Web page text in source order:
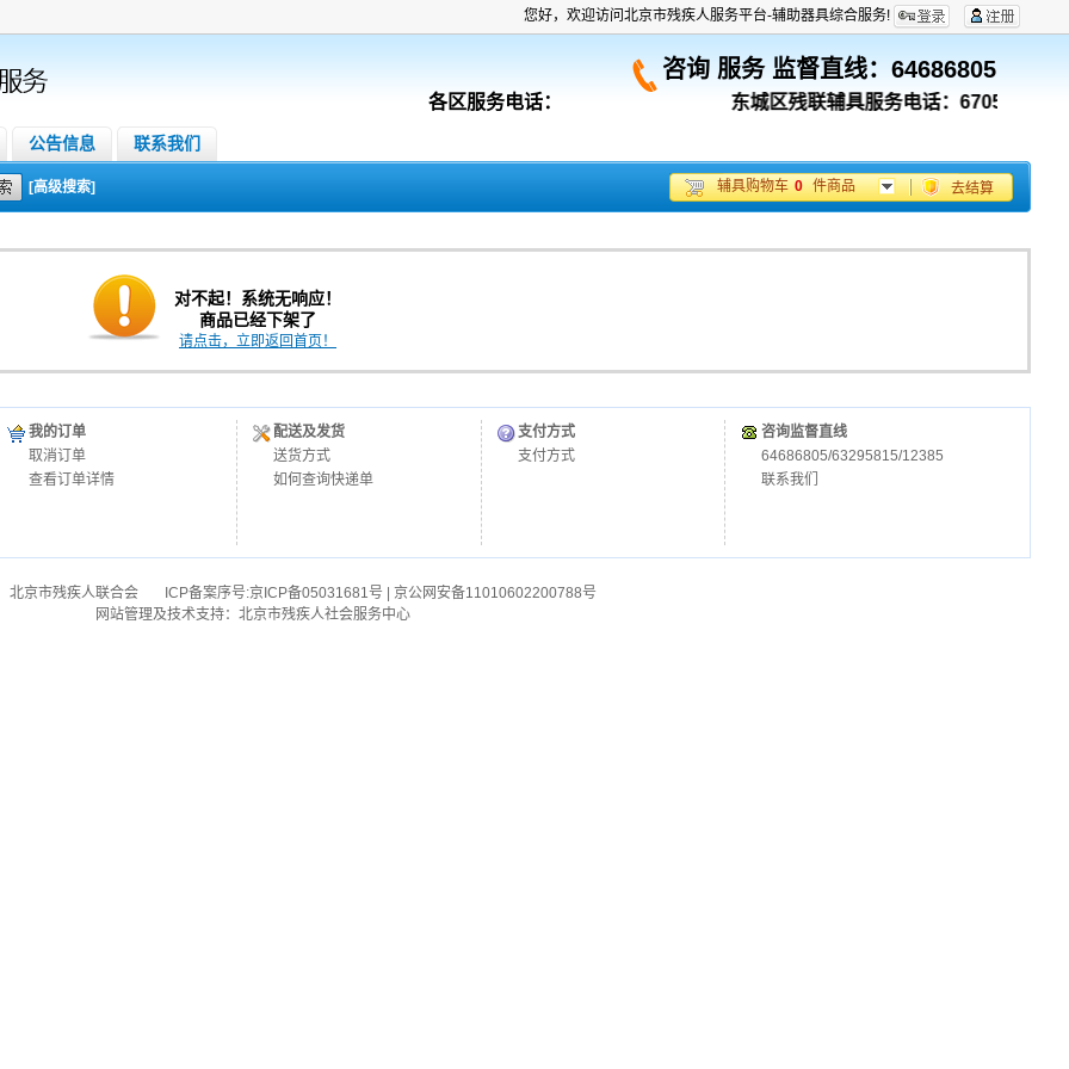
您好，欢迎访问北京市残疾人服务平台-辅助器具综合服务!
咨询 服务 监督直线： 64686805
各区服务电话： 东城区残联辅具服务电话：67053180；
公告信息 联系我们
[高级搜索] 辅具购物车 0 件商品 去结算
对不起！系统无响应！
商品已经下架了
请点击，立即返回首页！
我的订单
取消订单
查看订单详情
配送及发货
送货方式
如何查询快递单
支付方式
支付方式
咨询监督直线
64686805/63295815/12385
联系我们
北京市残疾人联合会 ICP备案序号:京ICP备05031681号 | 京公网安备11010602200788号
网站管理及技术支持：北京市残疾人社会服务中心